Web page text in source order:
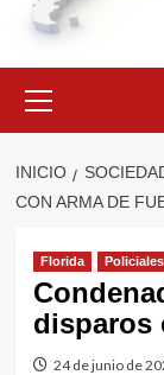
primario
INICIO
CON ARMA DE
Florida Policiales
disparos
24 de junio de